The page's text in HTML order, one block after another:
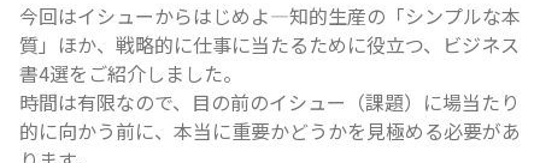
今回はイシューからはじめよ―知的生産の「シンプルな本
質」ほか、戦略的に仕事に当たるために役立つ、ビジネス
書4選をご紹介しました。
時間は有限なので、目の前のイシュー（課題）に場当たり
的に向かう前に、本当に重要かどうかを見極める必要があ